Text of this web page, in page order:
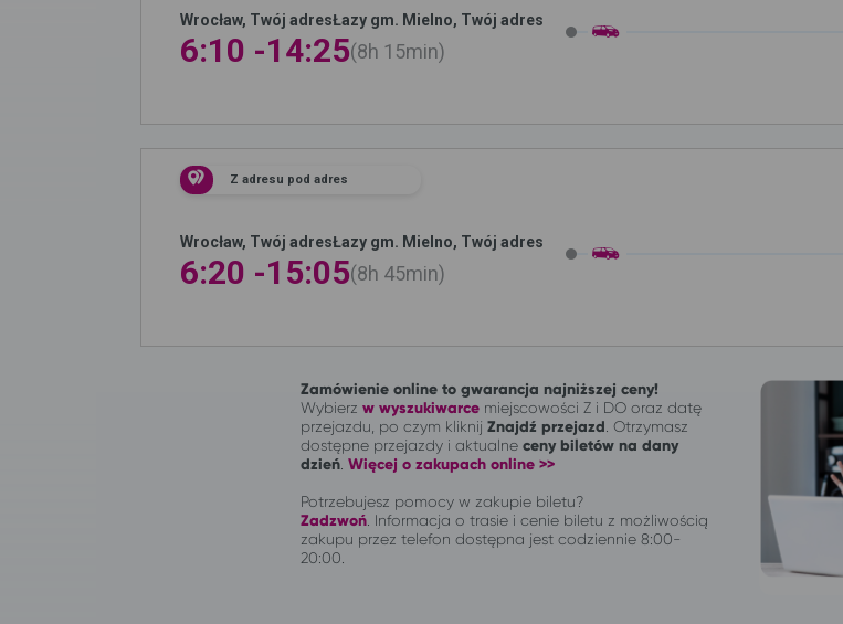
Wrocław, Twój adresŁazy gm. Mielno, Twój adres
6:10 -14:25 8h 15min
Z adresu pod adres
Wrocław, Twój adresŁazy gm. Mielno, Twój adres
6:20 -15:05 8h 45min
Zamówienie online to gwarancja najniższej ceny!
Wybierz w wyszukiwarce miejscowości Z i DO oraz datę
przejazdu, po czym kliknij Znajdź przejazd . Otrzymasz
dostępne przejazdy i aktualne ceny biletów na dany
dzień Więcej o zakupach online >>
Potrzebujesz pomocy w zakupie biletu?
Zadzwoń Informacja o trasie i cenie biletu z możliwością
zakupu przez telefon dostępna jest codziennie 8:00-
20:00.